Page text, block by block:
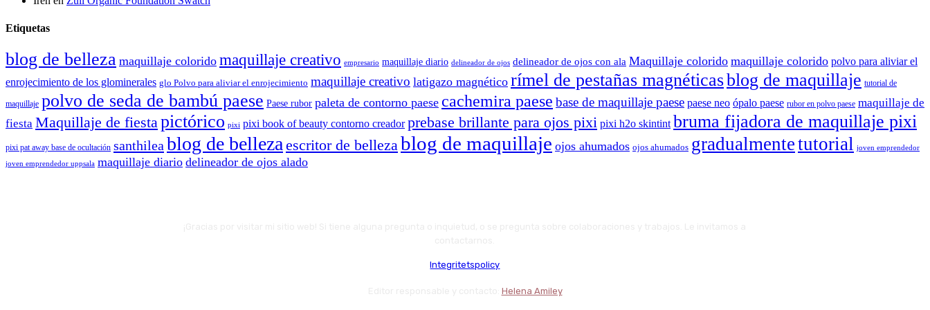
Etiquetas
blog de belleza maquillaje colorido maquillaje creativo empresario maquillaje diario delineador de ojos delineador de ojos con ala Maquillaje colorido maquillaje colorido polvo para aliviar el
enrojecimiento de los glominerales glo Polvo para aliviar el enrojecimiento maquillaje creativo latigazo magnético rímel de pestañas magnéticasblog de maquillaje tutorial de
maquillaje polvo de seda de bambú paese Paese rubor paleta de contorno paese cachemira paese base de maquillaje paese paese neo ópalo paese rubor en polvo paese maquillaje de
fiesta Maquillaje de fiestapictórico pixi pixi book of beauty contorno creador prebase brillante para ojos pixi pixi h2o skintint bruma fijadora de maquillaje pixi
pixi pat away base de ocultación santhilea blog de belleza escritor de belleza blog de maquillaje ojos ahumados ojos ahumados gradualmentetutorial joven emprendedor
joven emprendedor uppsala maquillaje diario delineador de ojos alado
Integritetspolicy
Helena Amiley